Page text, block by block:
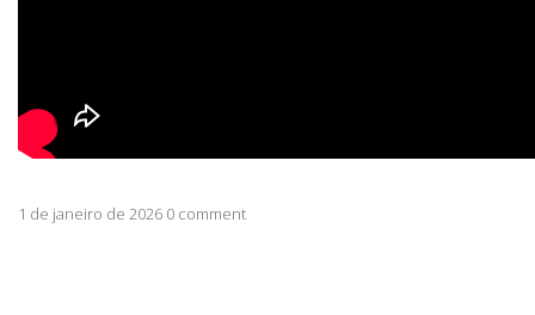
1 de janeiro de 2026 0 comment